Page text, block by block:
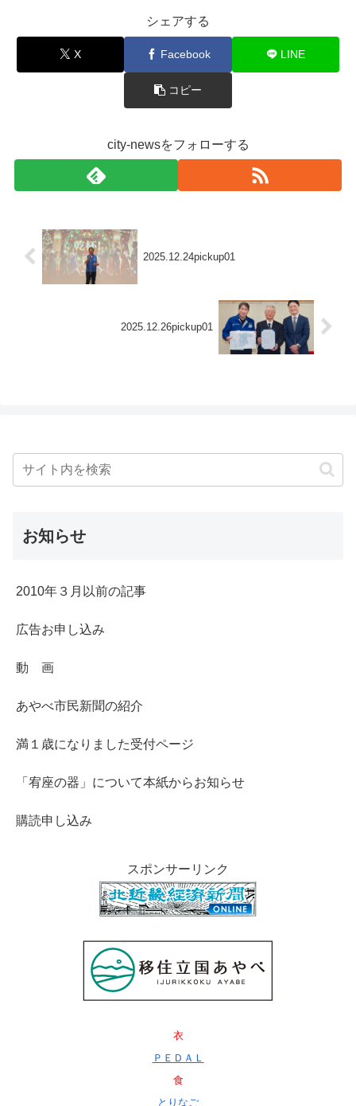
シェアする
X Facebook LINE
コピー
city-newsをフォローする
2025.12.24pickup01
2025.12.26pickup01
お知らせ
2010年３月以前の記事
広告お申し込み
動 画
あやべ市民新聞の紹介
満１歳になりました受付ページ
「宥座の器」について本紙からお知らせ
購読申し込み
スポンサーリンク
衣
ＰＥＤＡＬ
食
とりなご